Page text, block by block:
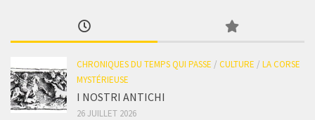
CHRONIQUES DU TEMPS QUI PASSE / CULTURE / LA CORSE
MYSTÉRIEUSE
I NOSTRI ANTICHI
26 JUILLET 2026